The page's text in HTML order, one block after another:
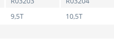
9,5T 10,5T